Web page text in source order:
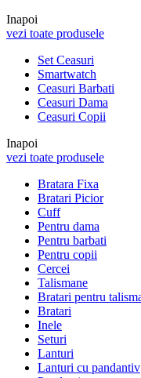
Inapoi
vezi toate produsele
Set Ceasuri
Smartwatch
Ceasuri Barbati
Ceasuri Dama
Ceasuri Copii
Inapoi
vezi toate produsele
Bratara Fixa
Bratari Picior
Cuff
Pentru dama
Pentru barbati
Pentru copii
Cercei
Talismane
Bratari pentru
Bratari
Inele
Seturi
Lanturi
Lanturi cu pandantiv